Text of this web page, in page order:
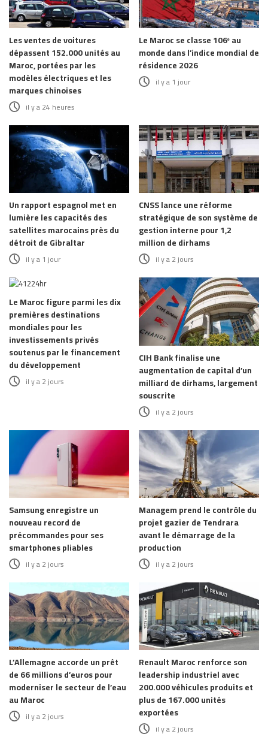
Les ventes de voitures
dépassent 152.000 unités au
Maroc, portées par les
modèles électriques et les
marques chinoises
il y a 24 heures
Le Maroc se classe 106ᵉ au
monde dans l’indice mondial de
résidence 2026
il y a 1 jour
Un rapport espagnol met en
lumière les capacités des
satellites marocains près du
détroit de Gibraltar
il y a 1 jour
CNSS lance une réforme
stratégique de son système de
gestion interne pour 1,2
million de dirhams
il y a 2 jours
Le Maroc figure parmi les dix
premières destinations
mondiales pour les
investissements privés
soutenus par le financement
du développement
il y a 2 jours
CIH Bank finalise une
augmentation de capital d’un
milliard de dirhams, largement
souscrite
il y a 2 jours
Samsung enregistre un
nouveau record de
précommandes pour ses
smartphones pliables
il y a 2 jours
Managem prend le contrôle du
projet gazier de Tendrara
avant le démarrage de la
production
il y a 2 jours
L’Allemagne accorde un prêt
de 66 millions d’euros pour
moderniser le secteur de l’eau
au Maroc
il y a 2 jours
Renault Maroc renforce son
leadership industriel avec
200.000 véhicules produits et
plus de 167.000 unités
exportées
il y a 2 jours